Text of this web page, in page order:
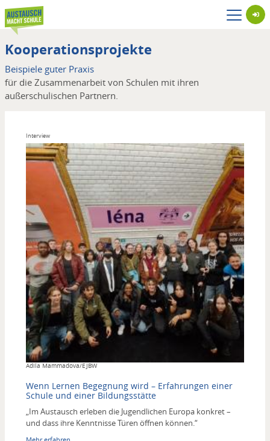
Direkt
zum
Inhalt
Kooperationsprojekte
Beispiele guter Praxis
für die Zusammenarbeit von Schulen mit ihren
außerschulischen Partnern.
Interview
Copyright
Adila Mammadova/EJBW
Wenn Lernen Begegnung wird – Erfahrungen einer
Schule und einer Bildungsstätte
„Im Austausch erleben die Jugendlichen Europa konkret –
und dass ihre Kenntnisse Türen öffnen können.“